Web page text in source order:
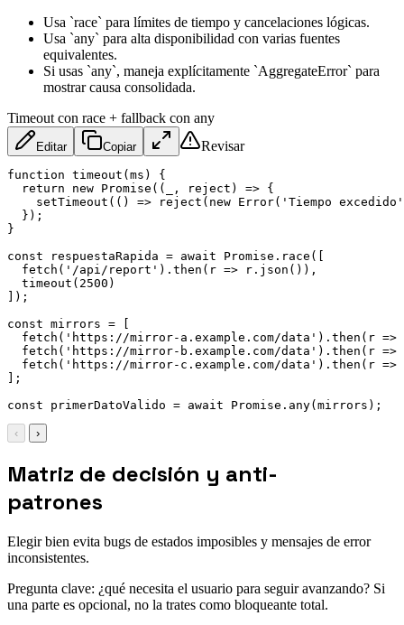
Usa `race` para límites de tiempo y cancelaciones lógicas.
Usa `any` para alta disponibilidad con varias fuentes
equivalentes.
Si usas `any`, maneja explícitamente `AggregateError` para
mostrar causa consolidada.
Timeout con race + fallback con any
Editar Copiar Revisar
function timeout (ms )
{
return
new Promise ( ( , reject ) => {
setTimeout ( ( ) => reject ( new Error( 'Tiempo excedido'
} ) ;
}
const respuestaRapida = await Promise . race ( [
fetch ( '/api/report' ) . then ( r => r . json ( ) ) ,
timeout ( 2500 )
] ) ;
const mirrors =
[
fetch ( 'https://mirror-a.example.com/data' ) . then ( r =>
fetch ( 'https://mirror-b.example.com/data' ) . then ( r =>
fetch ( 'https://mirror-c.example.com/data' ) . then ( r =>
] ;
const primerDatoValido = await Promise . any(mirrors ) ;
‹ ›
Matriz de decisión y anti-
patrones
Elegir bien evita bugs de estados imposibles y mensajes de error
inconsistentes.
Pregunta clave: ¿qué necesita el usuario para seguir avanzando? Si
una parte es opcional, no la trates como bloqueante total.